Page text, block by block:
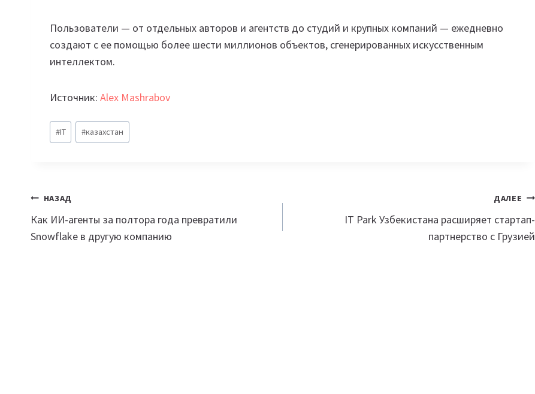
Пользователи — от отдельных авторов и агентств до студий и крупных компаний — ежедневно
создают с ее помощью более шести миллионов объектов, сгенерированных искусственным
интеллектом.
Источник: Alex Mashrabov
Метки
записи:
#IT #казахстан
Навигация
по
НАЗАД
Как ИИ-агенты за полтора года превратили
Snowflake в другую компанию
ДАЛЕЕ
IT Park Узбекистана расширяет стартап-
партнерство с Грузией